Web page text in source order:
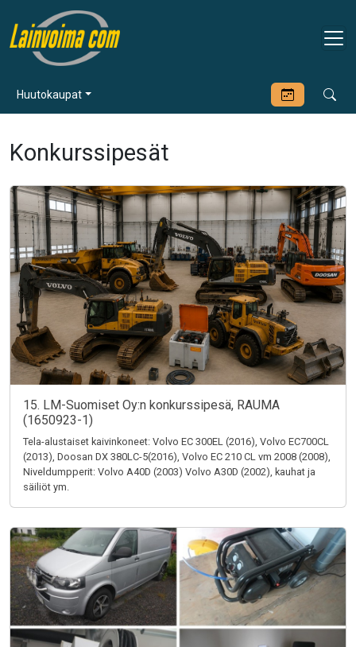
Huutokaupat
Konkurssipesät
15. LM-Suomiset Oy:n konkurssipesä, RAUMA
(1650923-1)
Tela-alustaiset kaivinkoneet: Volvo EC 300EL (2016), Volvo EC700CL
(2013), Doosan DX 380LC-5(2016), Volvo EC 210 CL vm 2008 (2008),
Niveldumpperit: Volvo A40D (2003) Volvo A30D (2002), kauhat ja
säiliöt ym.